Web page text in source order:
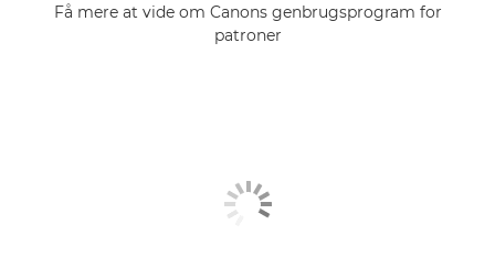
Få mere at vide om Canons genbrugsprogram for
patroner